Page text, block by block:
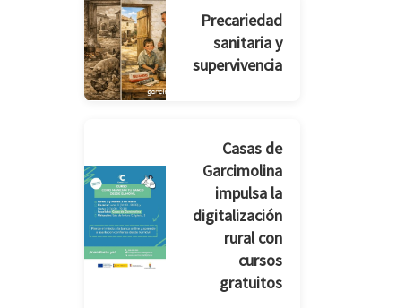
Precariedad
sanitaria y
supervivencia
Casas de
Garcimolina
impulsa la
digitalización
rural con
cursos
gratuitos